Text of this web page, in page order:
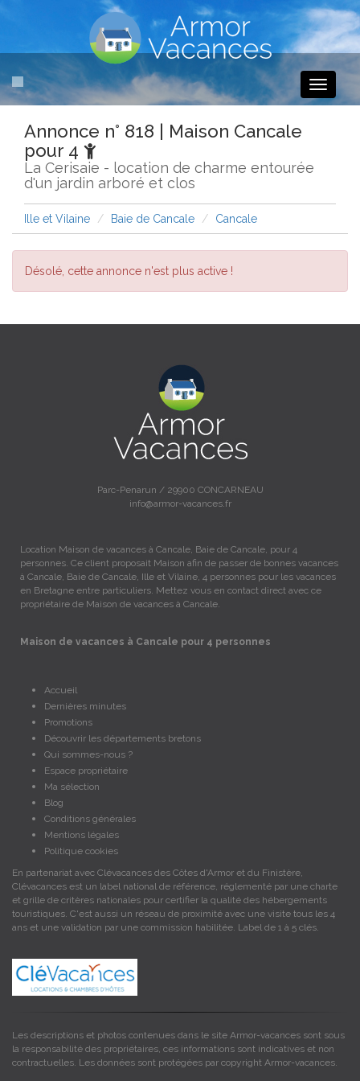
Toggle
Annonce n° 818 | Maison Cancale
pour 4
La Cerisaie - location de charme entourée
d'un jardin arboré et clos
Ille et Vilaine Baie de Cancale Cancale
Désolé, cette annonce n'est plus active !
Parc-Penarun / 29900 CONCARNEAU
info@armor-vacances.fr
Location Maison de vacances à Cancale, Baie de Cancale, pour 4
personnes. Ce client proposait Maison afin de passer de bonnes vacances
à Cancale, Baie de Cancale, Ille et Vilaine, 4 personnes pour les vacances
en Bretagne entre particuliers. Mettez vous en contact direct avec ce
propriétaire de Maison de vacances à Cancale.
Maison de vacances à Cancale pour 4 personnes
Accueil
Dernières minutes
Promotions
Découvrir les départements bretons
Qui sommes-nous ?
Espace propriétaire
Ma sélection
Blog
Conditions générales
Mentions légales
Politique cookies
En partenariat avec Clévacances des Côtes d'Armor et du Finistère,
Clévacances est un label national de référence, réglementé par une charte
et grille de critères nationales pour certifier la qualité des hébergements
touristiques. C'est aussi un réseau de proximité avec une visite tous les 4
ans et une validation par une commission habilitée. Label de 1 à 5 clés.
Les descriptions et photos contenues dans le site Armor-vacances sont sous
la responsabilité des propriétaires, ces informations sont indicatives et non
contractuelles. Les données sont protégées par copyright Armor-vacances.